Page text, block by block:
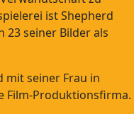
ist Shepherd
23 seiner Bilder als
mit seiner Frau in
Film-Produktionsfirma.